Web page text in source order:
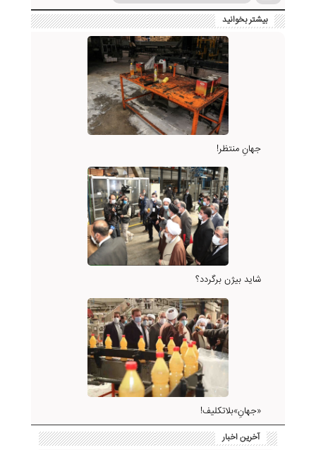
بیشتر بخوانید
جهانِ منتظر!
شاید بیژن برگردد؟
«جهانِ»بلاتکلیف!
آخرین اخبار